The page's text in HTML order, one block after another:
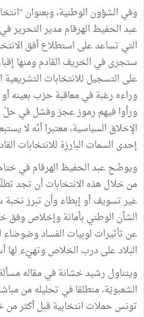
عبد الحفيظ الهرقام مدير التحرير
التي تساعد على استطلاع أفق
ستجرى في الخريف القادم ومنها
على التسجيل للانتخابات
وراءه رغبة في معاقبة حزب بعينه أو
ورأوا فيهم رموز عجز وفشل في حلّ
الإخلاق السياسية، معتبرا أنّه لا
إحدى السمات البارزة للانتخابات
ويوضّح عبد الحفيظ الهرقام في ختام
من خلال هذه الانتخابات أن تجد
غير تسويف أو إبطاء وأن تبرز
الشأن الوطني بأمانة وإخلاص وفق
عن تأثيرات لوبيات الفساد وضوضاء
البلاد على درب الخلاص وتهيّء لها
ويتناول رشيد خشانة في مقاله
الشعبويّة، منطلقا في تحليله من
تونس حملات انتخابية قبل أكثر